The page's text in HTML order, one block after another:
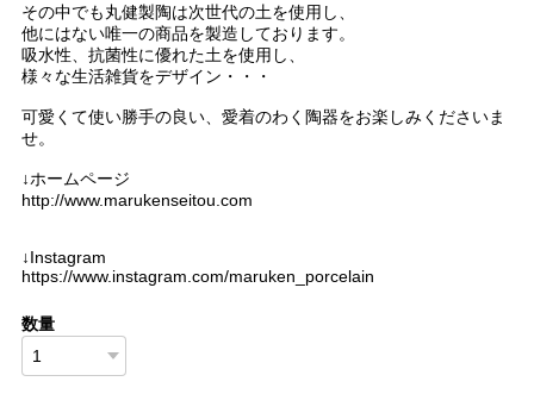
その中でも丸健製陶は次世代の土を使用し、
他にはない唯一の商品を製造しております。
吸水性、抗菌性に優れた土を使用し、
様々な生活雑貨をデザイン・・・
可愛くて使い勝手の良い、愛着のわく陶器をお楽しみくださいま
せ。
↓ホームページ
http://www.marukenseitou.com
↓Instagram
https://www.instagram.com/maruken_porcelain
数量